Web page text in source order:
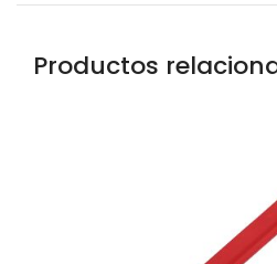
Productos